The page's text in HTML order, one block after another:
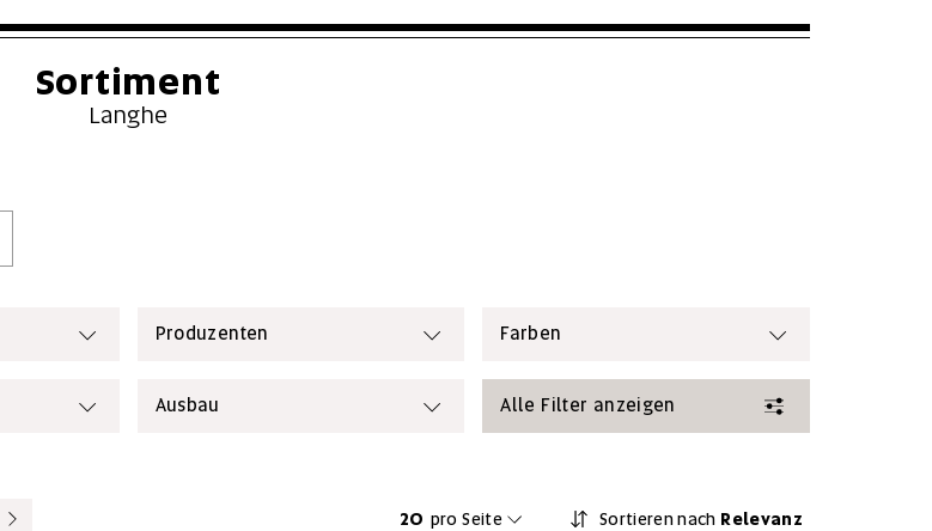
Sortiment
Langhe
Produzenten Farben
Ausbau Alle Filter anzeigen
Sortieren nach Relevanz
20 pro Seite